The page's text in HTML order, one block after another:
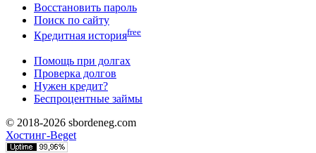
Восстановить пароль
Поиск по сайту
Кредитная историяfree
Помощь при долгах
Проверка долгов
Нужен кредит?
Беспроцентные займы
© 2018-2026 sbordeneg.com
Хостинг-Beget